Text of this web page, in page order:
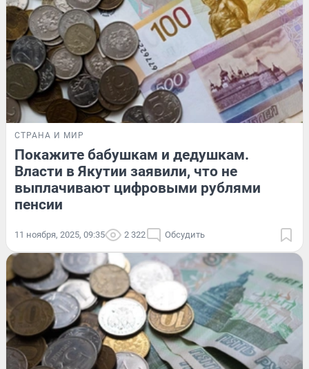
СТРАНА И МИР
Покажите бабушкам и дедушкам.
Власти в Якутии заявили, что не
выплачивают цифровыми рублями
пенсии
11 ноября, 2025, 09:35 2 322 Обсудить